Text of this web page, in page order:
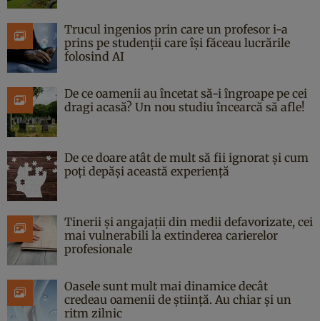
Trucul ingenios prin care un profesor i-a
prins pe studenții care își făceau lucrările
folosind AI
De ce oamenii au încetat să-i îngroape pe cei
dragi acasă? Un nou studiu încearcă să afle!
De ce doare atât de mult să fii ignorat și cum
poți depăși această experiență
Tinerii și angajații din medii defavorizate, cei
mai vulnerabili la extinderea carierelor
profesionale
Oasele sunt mult mai dinamice decât
credeau oamenii de știință. Au chiar și un
ritm zilnic